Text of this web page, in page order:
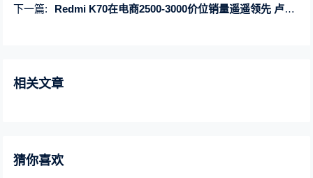
下一篇:
Redmi K70在电商2500-3000价位销量遥遥领先 卢伟冰：友商致敬的标杆
相关文章
猜你喜欢